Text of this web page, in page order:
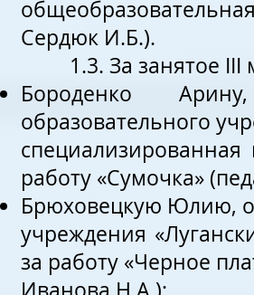
Сердюк И.Б.).
1.3. За занятое ІІІ
Бороденко
образовательного
работу «Сумочка»
Брюховецкую Юлию,
учреждения
за работу «Черное